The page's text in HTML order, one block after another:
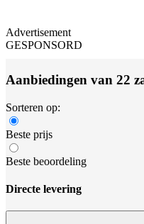
Advertisement
GESPONSORD
Aanbiedingen van 22
Sorteren op:
Beste prijs
Beste beoordeling
Directe levering